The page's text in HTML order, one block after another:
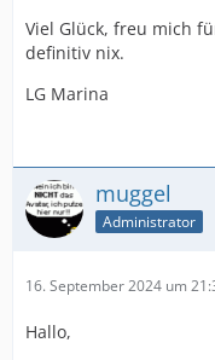
Viel Glück, freu mich
definitiv nix.
LG Marina
muggel
Administrator
16. September 2024 um
Hallo,